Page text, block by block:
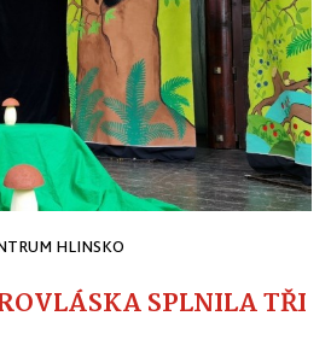
HLINSKO
SPLNILA